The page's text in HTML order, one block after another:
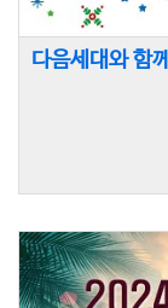
다음세대와 함